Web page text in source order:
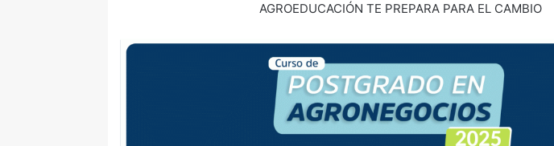
AGROEDUCACIÓN TE PREPARA PARA EL CAMBIO